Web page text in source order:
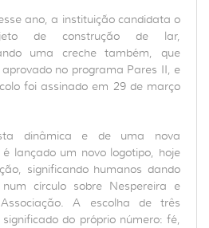
ano, a instituição candidata o
de construção de lar,
uma creche também, que
no programa Pares II, e
foi assinado em 29 de março
dinâmica e de uma nova
é lançado um novo logotipo, hoje
significando humanos dando
círculo sobre Nespereira e
A escolha de três
significado do próprio número: fé,